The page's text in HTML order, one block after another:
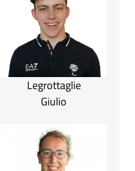
Legrottaglie
Giulio